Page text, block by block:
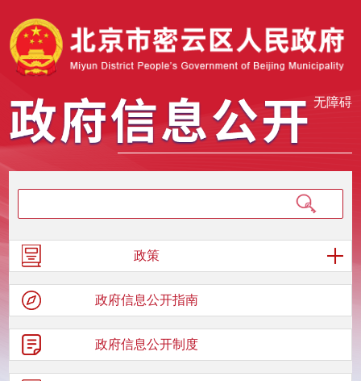
无障碍
政策
政府信息公开指南
政府信息公开制度